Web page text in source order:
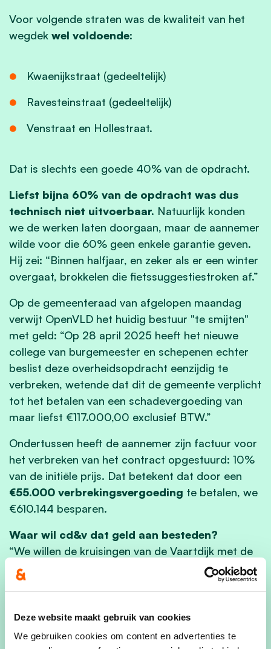
Deze website maakt gebruik van cookies
We gebruiken cookies om content en advertenties te
Voor volgende straten was de kwaliteit van het
wegdek wel voldoende:
Kwaenijkstraat (gedeeltelijk)
Ravesteinstraat (gedeeltelijk)
Venstraat en Hollestraat.
Dat is slechts een goede 40% van de opdracht.
Liefst bijna 60% van de opdracht was dus
technisch niet uitvoerbaar. Natuurlijk konden
we de werken laten doorgaan, maar de aannemer
wilde voor die 60% geen enkele garantie geven.
Hij zei: “Binnen halfjaar, en zeker als er een winter
overgaat, brokkelen die fietssuggestiestroken af.”
Op de gemeenteraad van afgelopen maandag
verwijt OpenVLD het huidig bestuur "te smijten"
met geld: “Op 28 april 2025 heeft het nieuwe
college van burgemeester en schepenen echter
beslist deze overheidsopdracht eenzijdig te
verbreken, wetende dat dit de gemeente verplicht
tot het betalen van een schadevergoeding van
maar liefst €117.000,00 exclusief BTW.”
Ondertussen heeft de aannemer zijn factuur voor
het verbreken van het contract opgestuurd: 10%
van de initiële prijs. Dat betekent dat door een
€55.000 verbrekingsvergoeding te betalen, we
€610.144 besparen.
Waar wil cd&v dat geld aan besteden?
“We willen de kruisingen van de Vaartdijk met de
Bieststraat en met de Langestraat / Pontstraat,
verkeersveiliger maken. Daarnaast willen we het
Dijlefietsbrug) aanleggen met betonstroken. We
willen ons vooral focussen op plaatsen met intens